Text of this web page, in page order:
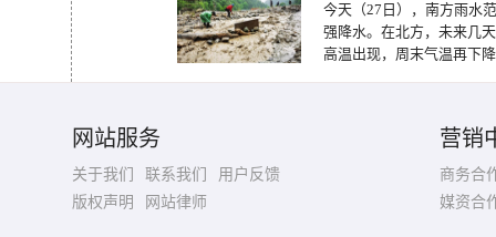
今天（27日），南方雨水
强降水。在北方，未来几
高温出现，周末气温再下
网站服务
关于我们 联系我们
用户反馈
版权声明
网站律师
营销
商务合
媒资合